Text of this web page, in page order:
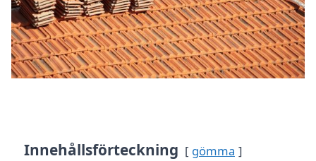
Innehållsförteckning gömma